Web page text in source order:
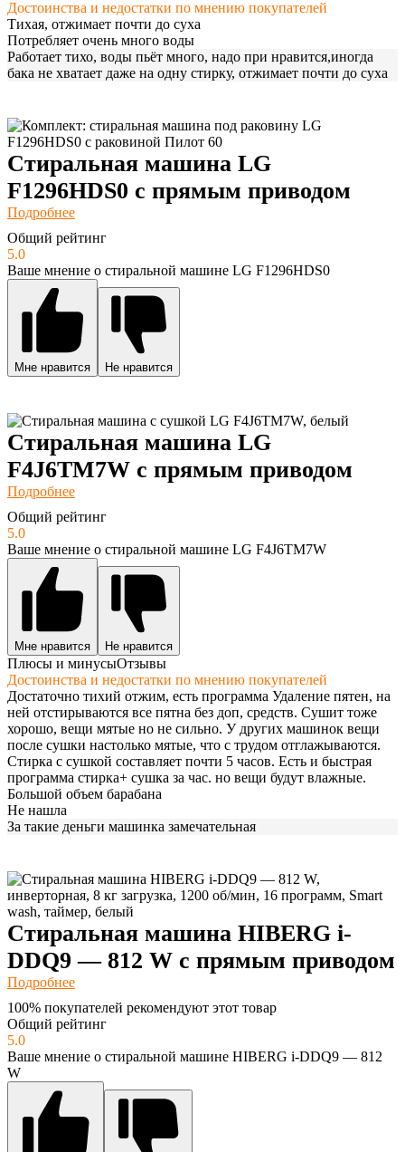
Достоинства и недостатки по мнению покупателей
Тихая, отжимает почти до суха
Потребляет очень много воды
Работает тихо, воды пьёт много, надо при нравится,иногда
бака не хватает даже на одну стирку, отжимает почти до суха
Стиральная машина LG
F1296HDS0 с прямым приводом
Подробнее
Общий рейтинг
5.0
Ваше мнение о стиральной машине LG F1296HDS0
Мне нравится Не нравится
Стиральная машина LG
F4J6TM7W с прямым приводом
Подробнее
Общий рейтинг
5.0
Ваше мнение о стиральной машине LG F4J6TM7W
Мне нравится Не нравится
Плюсы и минусыОтзывы
Достоинства и недостатки по мнению покупателей
Достаточно тихий отжим, есть программа Удаление пятен, на
ней отстирываются все пятна без доп, средств. Сушит тоже
хорошо, вещи мятые но не сильно. У других машинок вещи
после сушки настолько мятые, что с трудом отглажываются.
Стирка с сушкой составляет почти 5 часов. Есть и быстрая
программа стирка+ сушка за час. но вещи будут влажные.
Большой объем барабана
Не нашла
За такие деньги машинка замечательная
Стиральная машина HIBERG i-
DDQ9 — 812 W с прямым приводом
Подробнее
100% покупателей рекомендуют этот товар
Общий рейтинг
5.0
Ваше мнение о стиральной машине HIBERG i-DDQ9 — 812
W